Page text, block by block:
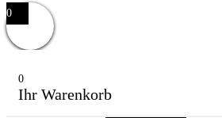
0
0
Ihr Warenkorb